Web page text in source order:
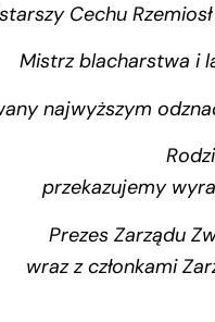
Cechu
Mistrz blacharstwa i
najwyższym
przekazujemy
Prezes Zarządu
wraz z członkami